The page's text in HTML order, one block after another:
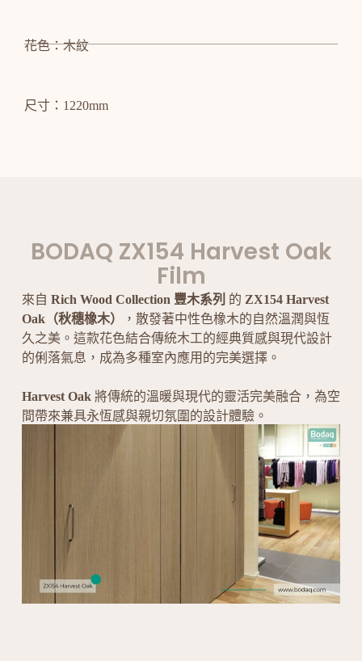
花色：木紋
尺寸：1220mm
BODAQ ZX154 Harvest Oak
Film
來自 Rich Wood Collection 豐木系列 的 ZX154 Harvest
Oak（秋穗橡木）
，散發著中性色橡木的自然溫潤與恆
久之美。這款花色結合傳統木工的經典質感與現代設計
的俐落氣息，成為多種室內應用的完美選擇。
Harvest Oak將傳統的溫暖與現代的靈活完美融合，為空
間帶來兼具永恆感與親切氛圍的設計體驗。